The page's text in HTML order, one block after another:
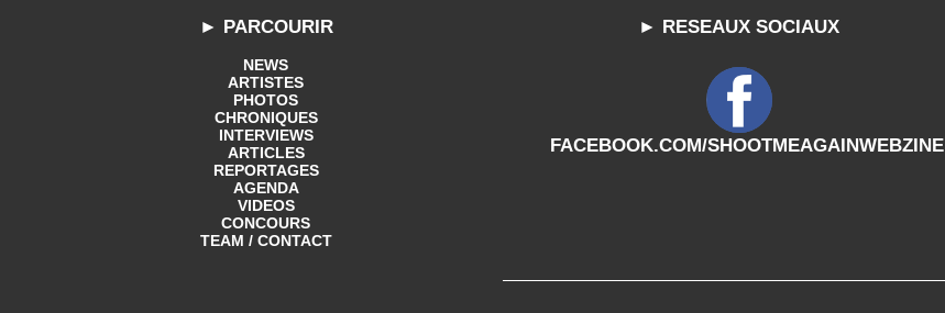
► PARCOURIR
NEWS
ARTISTES
PHOTOS
CHRONIQUES
INTERVIEWS
ARTICLES
REPORTAGES
AGENDA
VIDEOS
CONCOURS
TEAM / CONTACT
► RESEAUX SOCIAUX
FACEBOOK.COM/SHOOTMEAGAINWEBZINE